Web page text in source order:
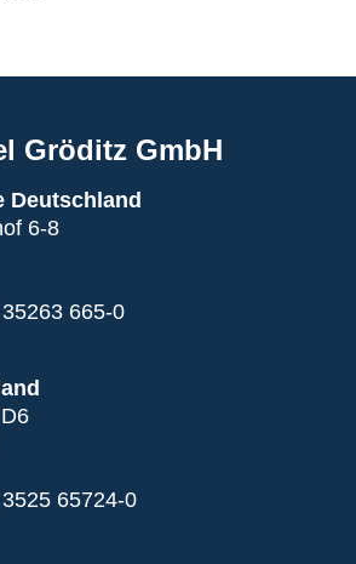
Gröditz GmbH
Deutschland
6-8
665-0
65724-0